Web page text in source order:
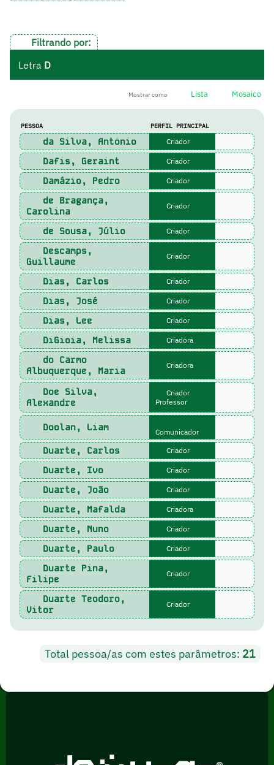
Filtrando por:
Letra D
Mostrar como Lista Mosaico
PESSOA PERFIL PRINCIPAL
da Silva, António Criador
Dafis, Geraint Criador
Damázio, Pedro Criador
de Bragança,
Carolina
Criador
de Sousa, Júlio Criador
Descamps,
Guillaume
Criador
Dias, Carlos Criador
Dias, José Criador
Dias, Lee Criador
DiGioia, Melissa Criadora
do Carmo
Albuquerque, Maria
Criadora
Doe Silva,
Alexandre
Criador
Professor
Doolan, Liam Comunicador
Duarte, Carlos Criador
Duarte, Ivo Criador
Duarte, João Criador
Duarte, Mafalda Criadora
Duarte, Nuno Criador
Duarte, Paulo Criador
Duarte Pina,
Filipe
Criador
Duarte Teodoro,
Vitor
Criador
Total pessoa/as com estes parâmetros: 21